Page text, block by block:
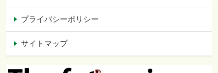
プライバシーポリシー
サイトマップ